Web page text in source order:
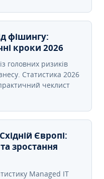
фішингу:
кроки 2026
головних ризиків
Статистика 2026
чеклист
Європі:
зростання
Managed IT